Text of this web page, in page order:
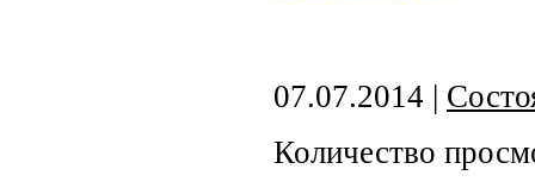
07.07.2014 |
Количество